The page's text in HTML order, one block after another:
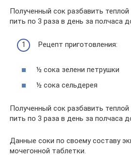
Полученный сок разбавить
пить по 3 раза в день за полчаса
Рецепт приготовления:
½ сока зелени петрушки
½ сока сельдерея
Полученный сок разбавить
пить по 3 раза в день за полчаса
Данные соки по своему составу
мочегонной таблетки.